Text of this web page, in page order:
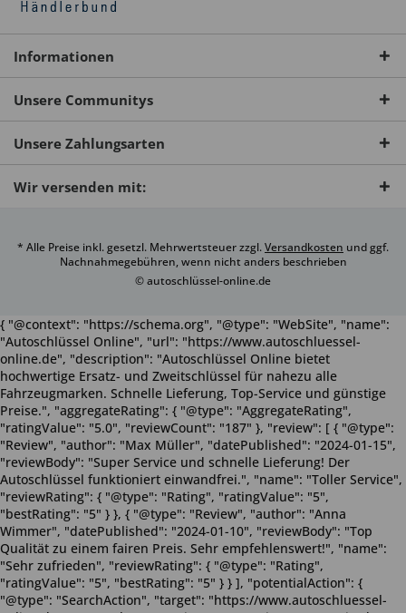
Informationen
Unsere Communitys
Unsere Zahlungsarten
Wir versenden mit:
* Alle Preise inkl. gesetzl. Mehrwertsteuer zzgl.Versandkosten und ggf.
Nachnahmegebühren, wenn nicht anders beschrieben
© autoschlüssel-online.de
{ "@context": "https://schema.org", "@type": "WebSite", "name":
"Autoschlüssel Online", "url": "https://www.autoschluessel-
online.de", "description": "Autoschlüssel Online bietet
hochwertige Ersatz- und Zweitschlüssel für nahezu alle
Fahrzeugmarken. Schnelle Lieferung, Top-Service und günstige
Preise.", "aggregateRating": { "@type": "AggregateRating",
"ratingValue": "5.0", "reviewCount": "187" }, "review": [ { "@type":
"Review", "author": "Max Müller", "datePublished": "2024-01-15",
"reviewBody": "Super Service und schnelle Lieferung! Der
Autoschlüssel funktioniert einwandfrei.", "name": "Toller Service",
"reviewRating": { "@type": "Rating", "ratingValue": "5",
"bestRating": "5" } }, { "@type": "Review", "author": "Anna
Wimmer", "datePublished": "2024-01-10", "reviewBody": "Top
Qualität zu einem fairen Preis. Sehr empfehlenswert!", "name":
"Sehr zufrieden", "reviewRating": { "@type": "Rating",
"ratingValue": "5", "bestRating": "5" } } ], "potentialAction": {
"@type": "SearchAction", "target": "https://www.autoschluessel-